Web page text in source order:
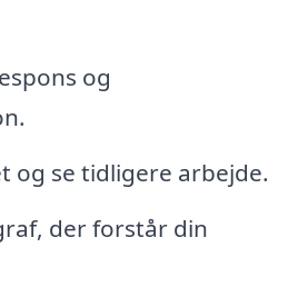
og
og se tidligere arbejde.
der forstår din